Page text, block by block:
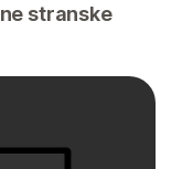
stranske